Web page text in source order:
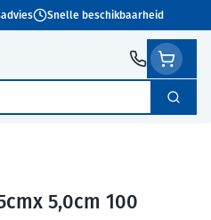
Snelle beschikbaarheid
Zoek
5,0cm 100